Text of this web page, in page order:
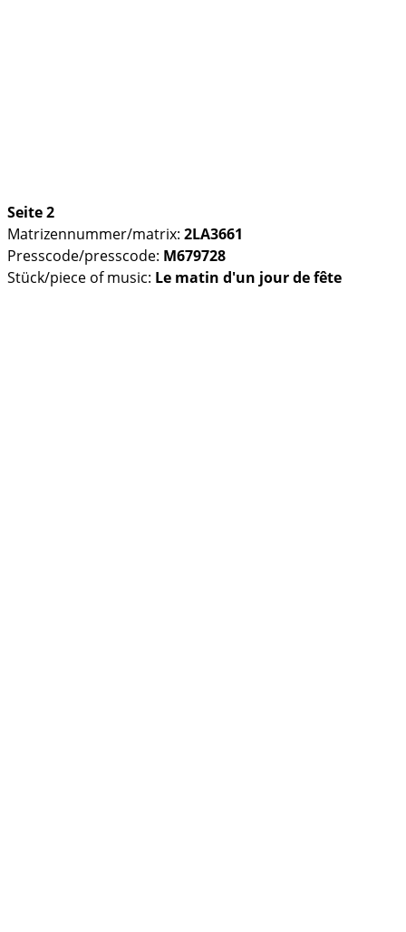
Seite 2
Matrizennummer/matrix: 2LA3661
Presscode/presscode: M679728
Stück/piece of music: Le matin d'un jour de fête